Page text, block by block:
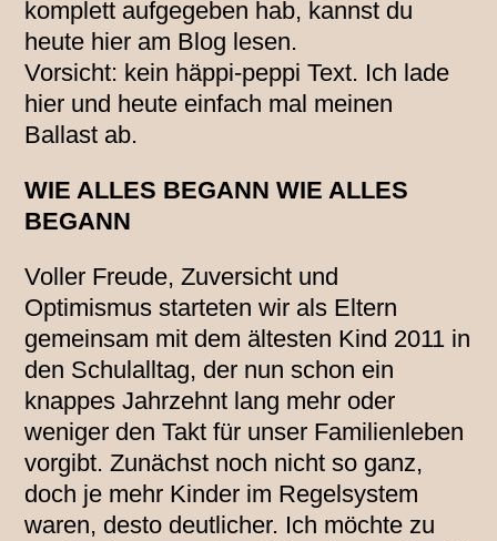
komplett aufgegeben hab, kannst du
heute hier am Blog lesen.
Vorsicht: kein häppi-peppi Text. Ich lade
hier und heute einfach mal meinen
Ballast ab.
WIE ALLES BEGANNWIE ALLES
BEGANN
Voller Freude, Zuversicht und
Optimismus starteten wir als Eltern
gemeinsam mit dem ältesten Kind 2011 in
den Schulalltag, der nun schon ein
knappes Jahrzehnt lang mehr oder
weniger den Takt für unser Familienleben
vorgibt. Zunächst noch nicht so ganz,
doch je mehr Kinder im Regelsystem
waren, desto deutlicher. Ich möchte zu